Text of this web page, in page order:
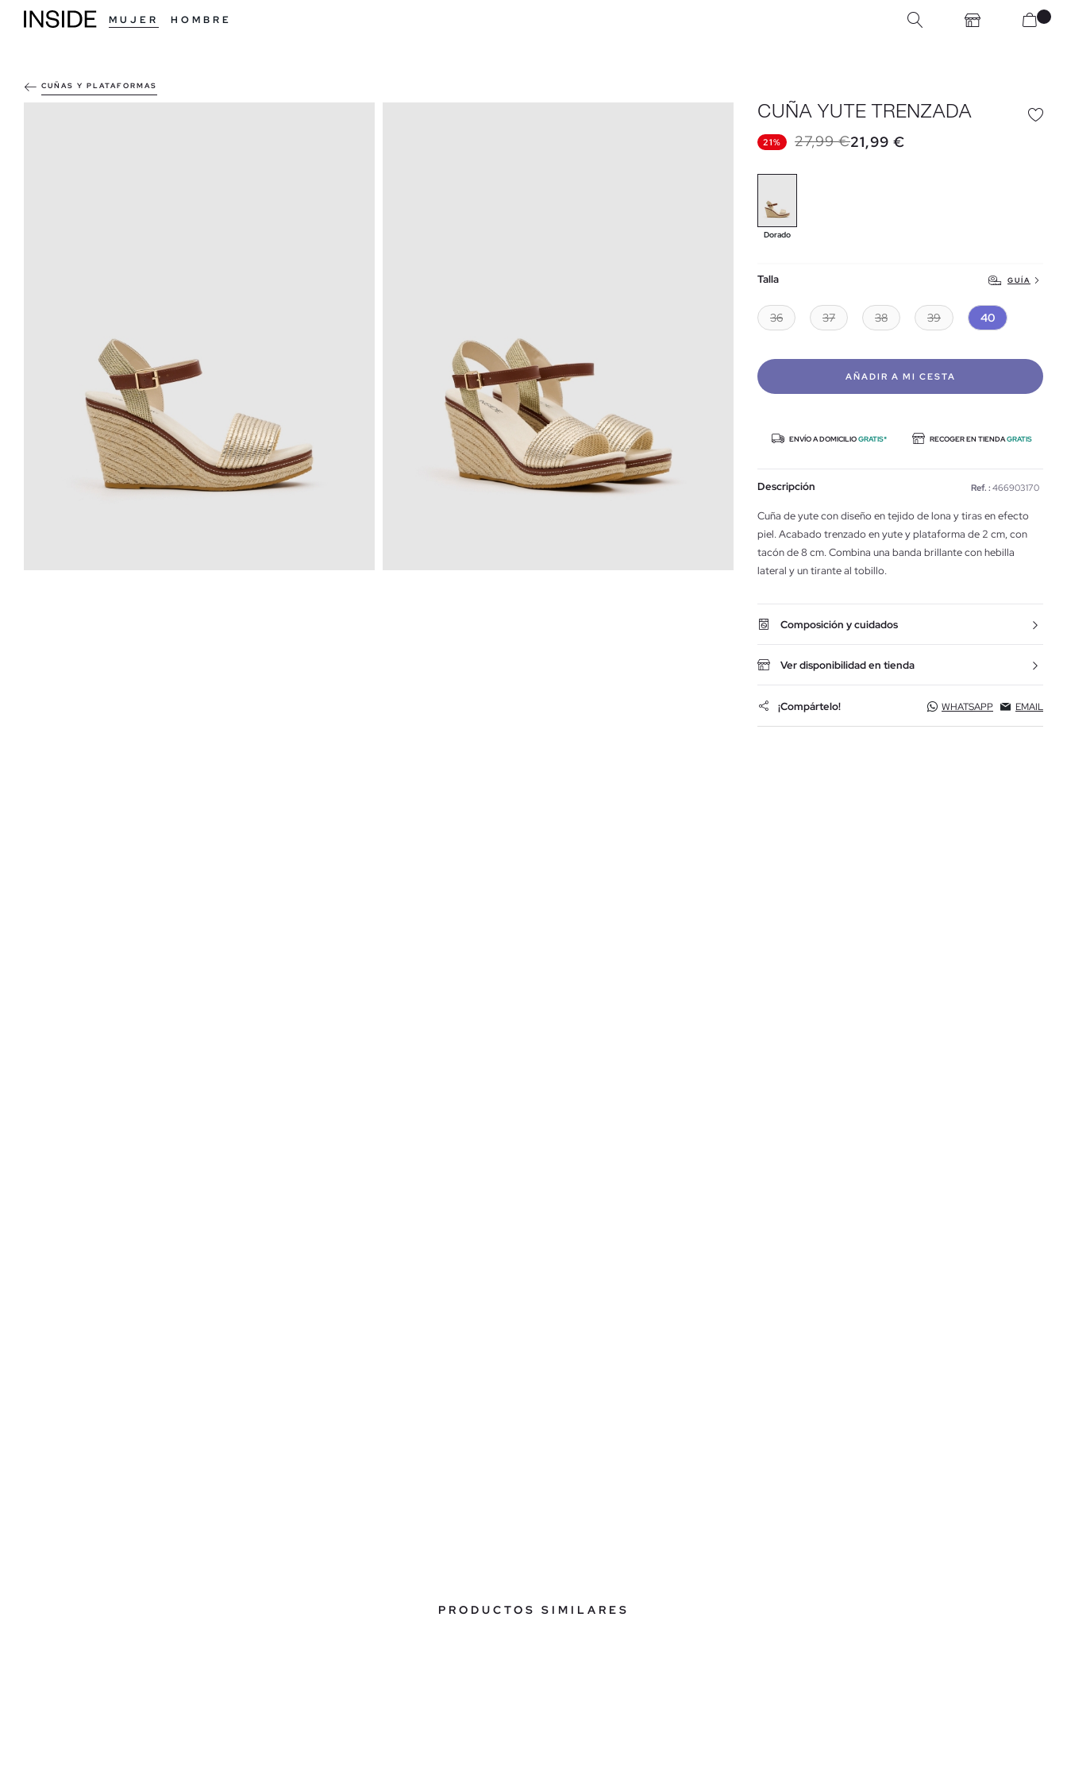
MUJER HOMBRE
CUÑAS Y PLATAFORMAS
CUÑA YUTE TRENZADA
21% 27,99 €21,99 €
Dorado
Talla GUÍA
36 37 38 39 40
AÑADIR A MI CESTA
ENVÍO A DOMICILIOGRATIS* RECOGER EN TIENDAGRATIS
Descripción Ref. : 466903170
Cuña de yute con diseño en tejido de lona y tiras en efecto
piel. Acabado trenzado en yute y plataforma de 2 cm, con
tacón de 8 cm. Combina una banda brillante con hebilla
lateral y un tirante al tobillo.
Composición y cuidados
Ver disponibilidad en tienda
¡Compártelo! WHATSAPP EMAIL
PRODUCTOS SIMILARES